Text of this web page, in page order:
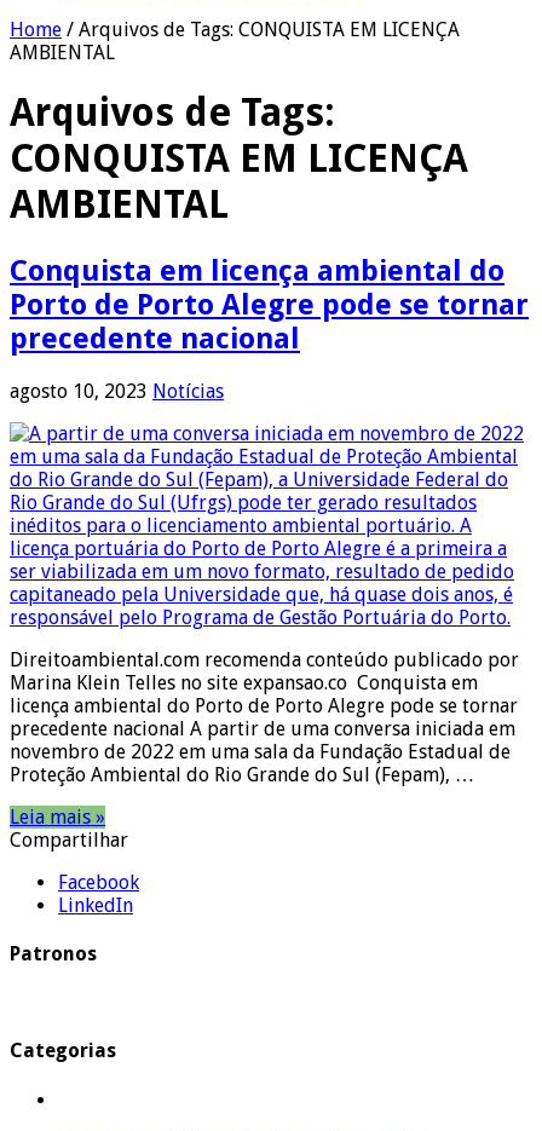
Home / Arquivos de Tags: CONQUISTA EM LICENÇA
AMBIENTAL
Arquivos de Tags:
CONQUISTA EM LICENÇA
AMBIENTAL
Conquista em licença ambiental do
Porto de Porto Alegre pode se tornar
precedente nacional
agosto 10, 2023 Notícias
Direitoambiental.com recomenda conteúdo publicado por
Marina Klein Telles no site expansao.co Conquista em
licença ambiental do Porto de Porto Alegre pode se tornar
precedente nacional A partir de uma conversa iniciada em
novembro de 2022 em uma sala da Fundação Estadual de
Proteção Ambiental do Rio Grande do Sul (Fepam), …
Leia mais »
Compartilhar
Facebook
LinkedIn
Patronos
Categorias